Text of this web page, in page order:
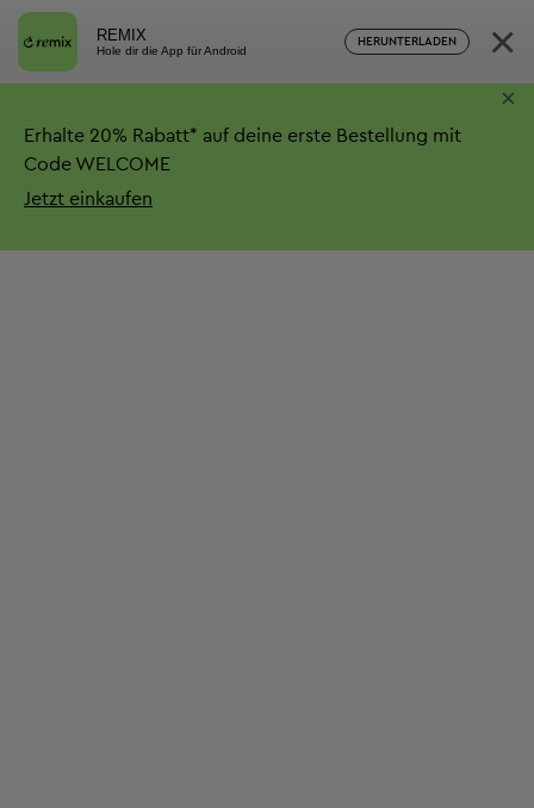
REMIX
Hole dir die App für Android
HERUNTERLADEN ×
Erhalte 20% Rabatt* auf deine erste Bestellung mit
Code WELCOME
Jetzt einkaufen
×